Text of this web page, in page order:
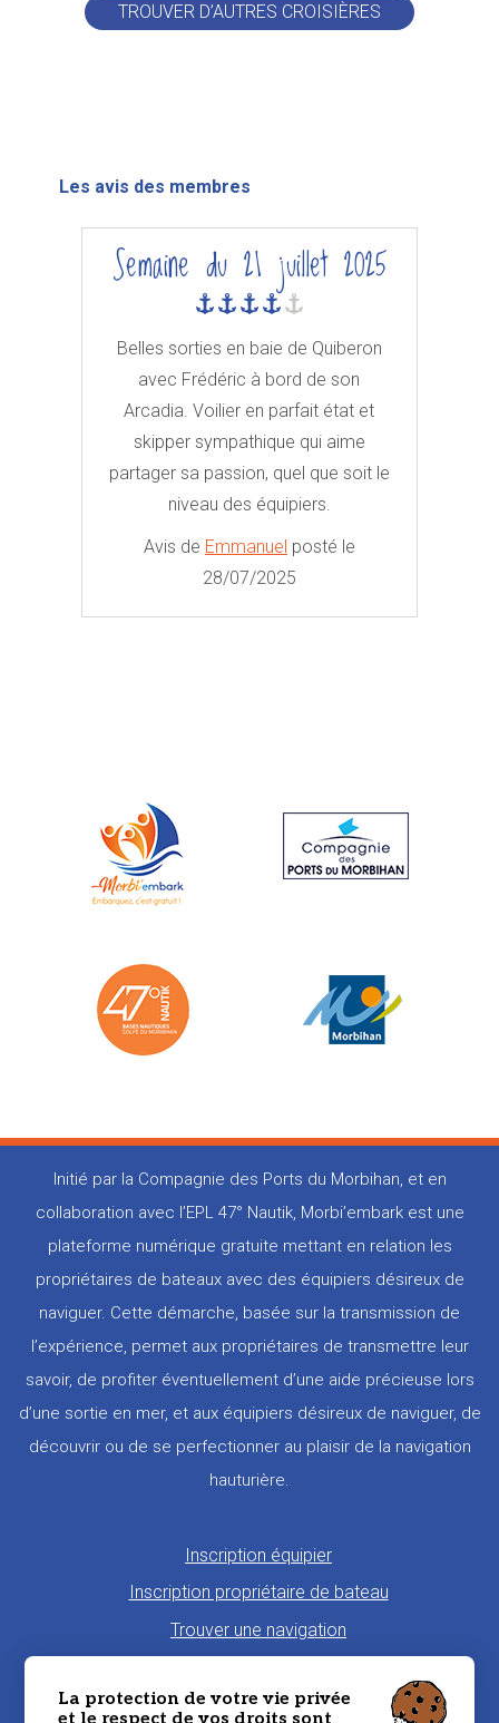
TROUVER D’AUTRES CROISIÈRES
Les avis des membres
Semaine du 21 juillet 2025
Belles sorties en baie de Quiberon
avec Frédéric à bord de son
Arcadia. Voilier en parfait état et
skipper sympathique qui aime
partager sa passion, quel que soit le
niveau des équipiers.
Avis de Emmanuel posté le
28/07/2025
Initié par la Compagnie des Ports du Morbihan, et en
collaboration avec l’EPL 47° Nautik, Morbi’embark est une
plateforme numérique gratuite mettant en relation les
propriétaires de bateaux avec des équipiers désireux de
naviguer. Cette démarche, basée sur la transmission de
l’expérience, permet aux propriétaires de transmettre leur
savoir, de profiter éventuellement d’une aide précieuse lors
d’une sortie en mer, et aux équipiers désireux de naviguer, de
découvrir ou de se perfectionner au plaisir de la navigation
hauturière.
Inscription équipier
Inscription propriétaire de bateau
Trouver une navigation
La charte Morbi'Embark
La protection de votre vie privée